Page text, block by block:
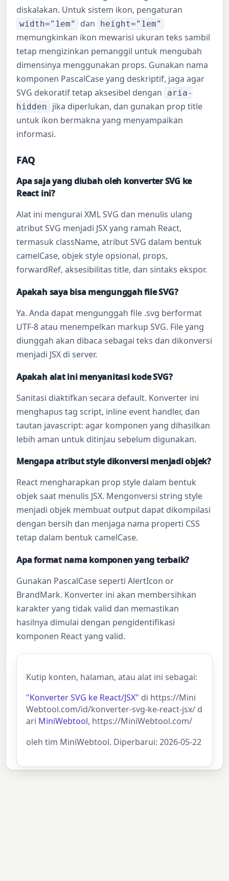
diskalakan. Untuk sistem ikon, pengaturan
width="1em" dan height="1em"
memungkinkan ikon mewarisi ukuran teks sambil
tetap mengizinkan pemanggil untuk mengubah
dimensinya menggunakan props. Gunakan nama
komponen PascalCase yang deskriptif, jaga agar
SVG dekoratif tetap aksesibel dengan
aria-
hidden
jika diperlukan, dan gunakan prop title
untuk ikon bermakna yang menyampaikan
informasi.
FAQ
Apa saja yang diubah oleh konverter SVG ke
React ini?
Alat ini mengurai XML SVG dan menulis ulang
atribut SVG menjadi JSX yang ramah React,
termasuk className, atribut SVG dalam bentuk
camelCase, objek style opsional, props,
forwardRef, aksesibilitas title, dan sintaks ekspor.
Apakah saya bisa mengunggah file SVG?
Ya. Anda dapat mengunggah file .svg berformat
UTF-8 atau menempelkan markup SVG. File yang
diunggah akan dibaca sebagai teks dan dikonversi
menjadi JSX di server.
Apakah alat ini menyanitasi kode SVG?
Sanitasi diaktifkan secara default. Konverter ini
menghapus tag script, inline event handler, dan
tautan javascript: agar komponen yang dihasilkan
lebih aman untuk ditinjau sebelum digunakan.
Mengapa atribut style dikonversi menjadi objek?
React mengharapkan prop style dalam bentuk
objek saat menulis JSX. Mengonversi string style
menjadi objek membuat output dapat dikompilasi
dengan bersih dan menjaga nama properti CSS
tetap dalam bentuk camelCase.
Apa format nama komponen yang terbaik?
Gunakan PascalCase seperti AlertIcon or
BrandMark. Konverter ini akan membersihkan
karakter yang tidak valid dan memastikan
hasilnya dimulai dengan pengidentifikasi
komponen React yang valid.
Kutip konten, halaman, atau alat ini sebagai:
"Konverter SVG ke React/JSX" di https://Mini
Webtool.com/id/konverter-svg-ke-react-jsx/ d
ari MiniWebtool, https://MiniWebtool.com/
oleh tim MiniWebtool. Diperbarui: 2026-05-22